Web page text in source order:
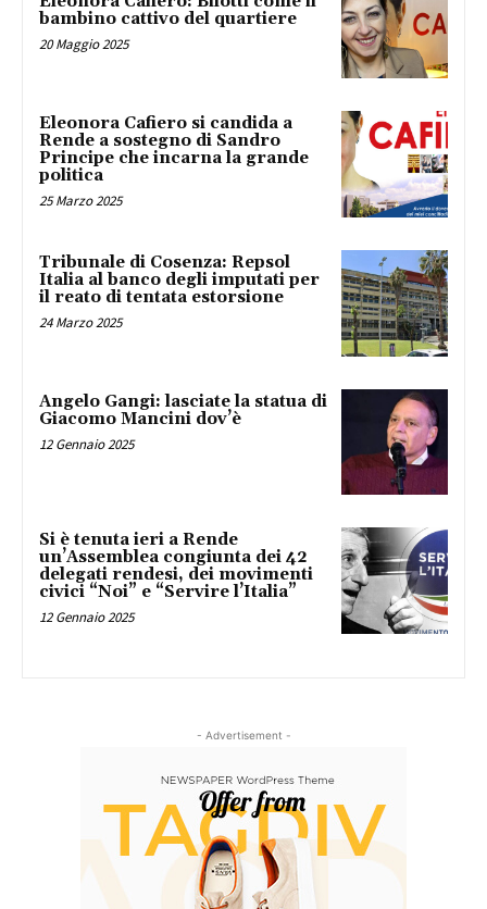
bambino cattivo del quartiere
20 Maggio 2025
Eleonora Cafiero si candida a
Rende a sostegno di Sandro
Principe che incarna la grande
politica
25 Marzo 2025
Tribunale di Cosenza: Repsol
Italia al banco degli imputati per
il reato di tentata estorsione
24 Marzo 2025
Angelo Gangi: lasciate la statua di
Giacomo Mancini dov’è
12 Gennaio 2025
Si è tenuta ieri a Rende
un’Assemblea congiunta dei 42
delegati rendesi, dei movimenti
civici “Noi” e “Servire l’Italia”
12 Gennaio 2025
- Advertisement -